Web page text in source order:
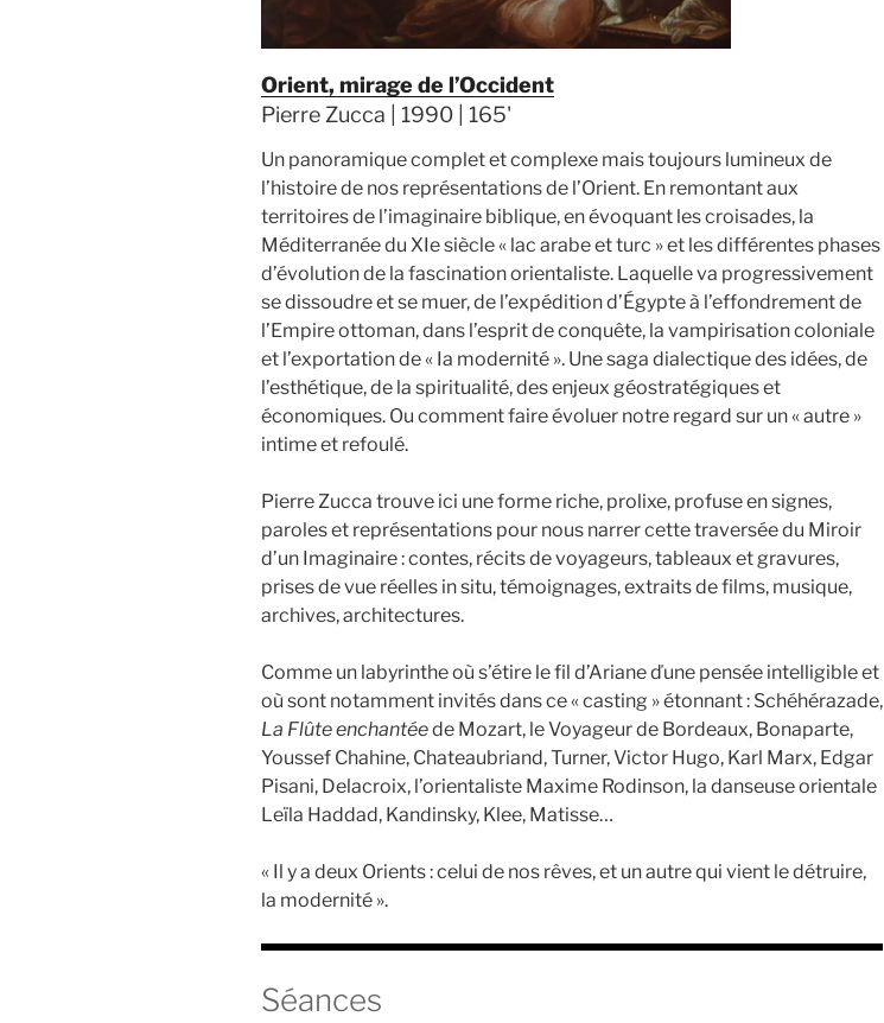
Orient, mirage de l’Occident
Pierre Zucca | 1990 | 165'
Un panoramique complet et complexe mais toujours lumineux de
l’histoire de nos représentations de l’Orient. En remontant aux
territoires de l’imaginaire biblique, en évoquant les croisades, la
Méditerranée du XIe siècle « lac arabe et turc » et les différentes phases
d’évolution de la fascination orientaliste. Laquelle va progressivement
se dissoudre et se muer, de l’expédition d’Égypte à l’effondrement de
l’Empire ottoman, dans l’esprit de conquête, la vampirisation coloniale
et l’exportation de « Ia modernité ». Une saga dialectique des idées, de
l’esthétique, de la spiritualité, des enjeux géostratégiques et
économiques. Ou comment faire évoluer notre regard sur un « autre »
intime et refoulé.
Pierre Zucca trouve ici une forme riche, prolixe, profuse en signes,
paroles et représentations pour nous narrer cette traversée du Miroir
d’un Imaginaire : contes, récits de voyageurs, tableaux et gravures,
prises de vue réelles in situ, témoignages, extraits de films, musique,
archives, architectures.
Comme un labyrinthe où s’étire le fil d’Ariane ďune pensée intelligible et
où sont notamment invités dans ce « casting » étonnant : Schéhérazade,
La Flûte enchantéede Mozart, le Voyageur de Bordeaux, Bonaparte,
Youssef Chahine, Chateaubriand, Turner, Victor Hugo, Karl Marx, Edgar
Pisani, Delacroix, l’orientaliste Maxime Rodinson, la danseuse orientale
Leïla Haddad, Kandinsky, Klee, Matisse…
« Il y a deux Orients : celui de nos rêves, et un autre qui vient le détruire,
la modernité ».
Séances